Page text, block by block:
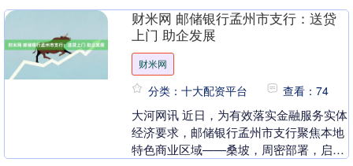
财米网 邮储银行孟州市支行：送贷
上门 助企发展
财米网
分类：十大配资平台 查看：74
大河网讯 近日，为有效落实金融服务实体
经济要求，邮储银行孟州市支行聚焦本地
特色商业区域——桑坡，周密部署，启